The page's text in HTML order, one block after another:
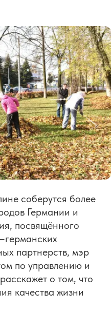
соберутся более
Германии и
посвящённого
партнерств, мэр
по управлению и
о том, что
качества жизни